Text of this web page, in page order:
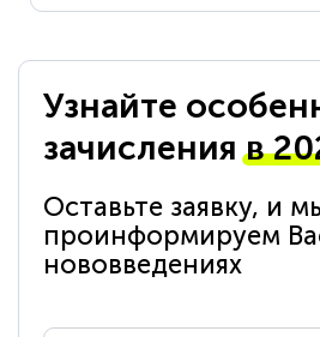
Узнайте
зачисленияв
Оставьте заявку, и
проинформируем
нововведениях